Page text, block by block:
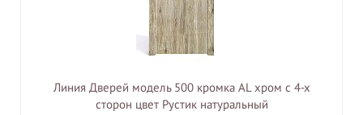
Линия Дверей модель 500 кромка AL хром с 4-х
сторон цвет Рустик натуральный